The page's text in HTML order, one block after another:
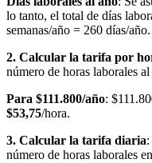
lo tanto, el total de días
semanas/año = 260 días/año.
2. Calcular la tarifa por
número de horas laborales al
Para $111.800/año:
$53,75/hora.
3. Calcular la tarifa diaria
número de horas laborales